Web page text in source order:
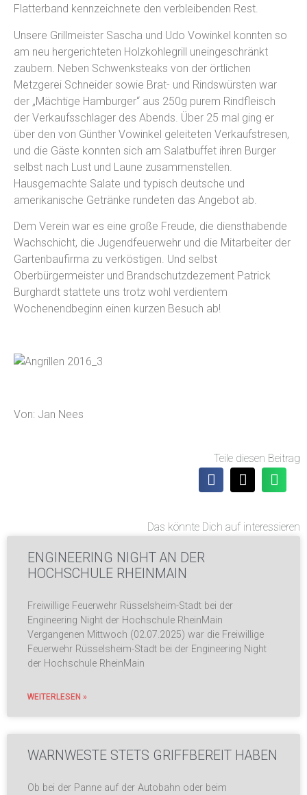
Flatterband kennzeichnete den verbleibenden Rest.
Unsere Grillmeister Sascha und Udo Vowinkel konnten so
am neu hergerichteten Holzkohlegrill uneingeschränkt
zaubern. Neben Schwenksteaks von der örtlichen
Metzgerei Schneider sowie Brat- und Rindswürsten war
der „Mächtige Hamburger“ aus 250g purem Rindfleisch
der Verkaufsschlager des Abends. Über 25 mal ging er
über den von Günther Vowinkel geleiteten Verkaufstresen,
und die Gäste konnten sich am Salatbuffet ihren Burger
selbst nach Lust und Laune zusammenstellen.
Hausgemachte Salate und typisch deutsche und
amerikanische Getränke rundeten das Angebot ab.
Dem Verein war es eine große Freude, die diensthabende
Wachschicht, die Jugendfeuerwehr und die Mitarbeiter der
Gartenbaufirma zu verköstigen. Und selbst
Oberbürgermeister und Brandschutzdezernent Patrick
Burghardt stattete uns trotz wohl verdientem
Wochenendbeginn einen kurzen Besuch ab!
Von: Jan Nees
Teile diesen Beitrag
Das könnte Dich auf interessieren
ENGINEERING NIGHT AN DER
HOCHSCHULE RHEINMAIN
Freiwillige Feuerwehr Rüsselsheim-Stadt bei der
Engineering Night der Hochschule RheinMain
Vergangenen Mittwoch (02.07.2025) war die Freiwillige
Feuerwehr Rüsselsheim-Stadt bei der Engineering Night
der Hochschule RheinMain
WEITERLESEN »
WARNWESTE STETS GRIFFBEREIT HABEN
Ob bei der Panne auf der Autobahn oder beim